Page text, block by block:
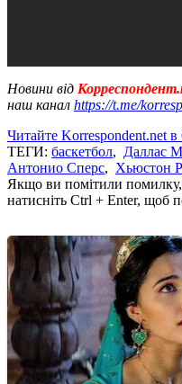
Новини від
наш канал https://t.me/
Читайте Korrespondent.net
ТЕГИ: баскетбол, Даллас
Антонио Сперс, Хьюстон
Якщо ви помітили помилку,
натисніть Ctrl + Enter, щоб